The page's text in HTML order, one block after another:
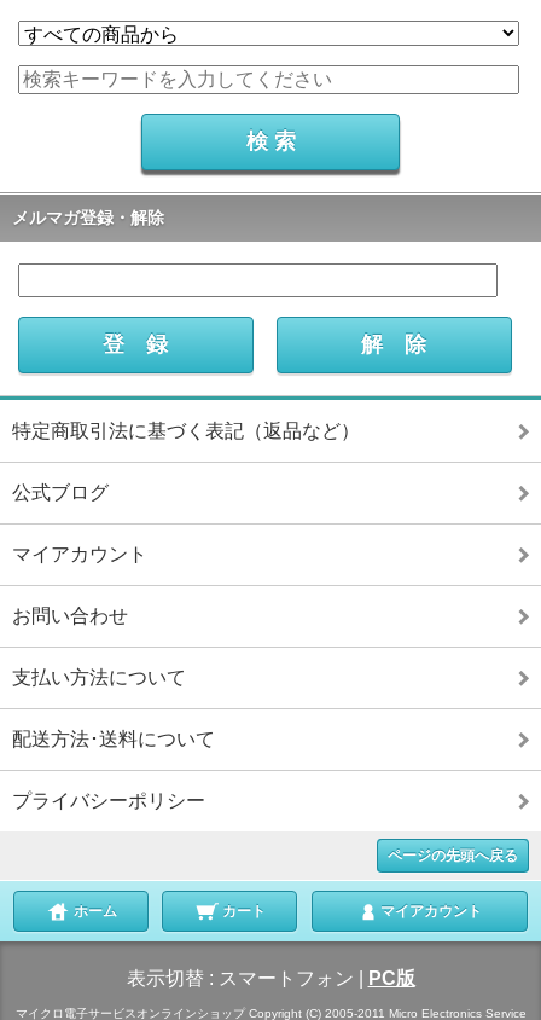
メルマガ登録・解除
特定商取引法に基づく表記（返品など）
公式ブログ
マイアカウント
お問い合わせ
支払い方法について
配送方法･送料について
プライバシーポリシー
ページの先頭へ戻る
ホーム カート マイアカウント
表示切替 : スマートフォン PC版
マイクロ電子サービスオンラインショップ Copyright (C) 2005-2011 Micro Electronics Service